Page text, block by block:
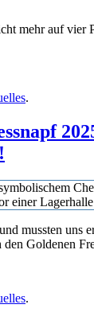
mehr auf vier
.
mussten uns
den Goldenen
.